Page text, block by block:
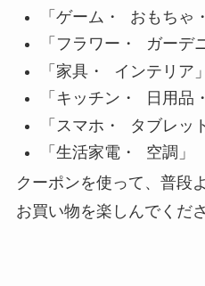
「ゲーム・ おもちゃ
「フラワー・ ガーデ
「家具・ インテリア」
「キッチン・ 日用品
「スマホ・ タブレッ
「生活家電・ 空調」
クーポンを使って、普段
お買い物を楽しんでくだ